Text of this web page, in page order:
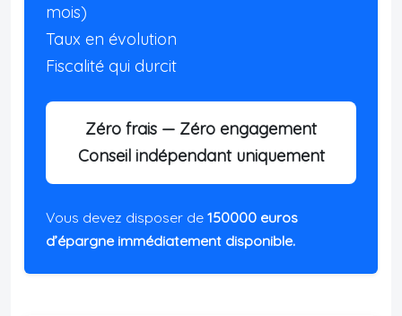
mois)
Taux en évolution
Fiscalité qui durcit
Zéro frais — Zéro engagement
Conseil indépendant uniquement
Vous devez disposer de 150000 euros
d’épargne immédiatement disponible.